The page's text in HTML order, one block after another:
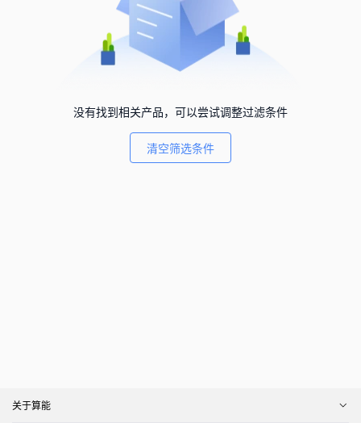
没有找到相关产品，可以尝试调整过滤条件
清空筛选条件
关于算能